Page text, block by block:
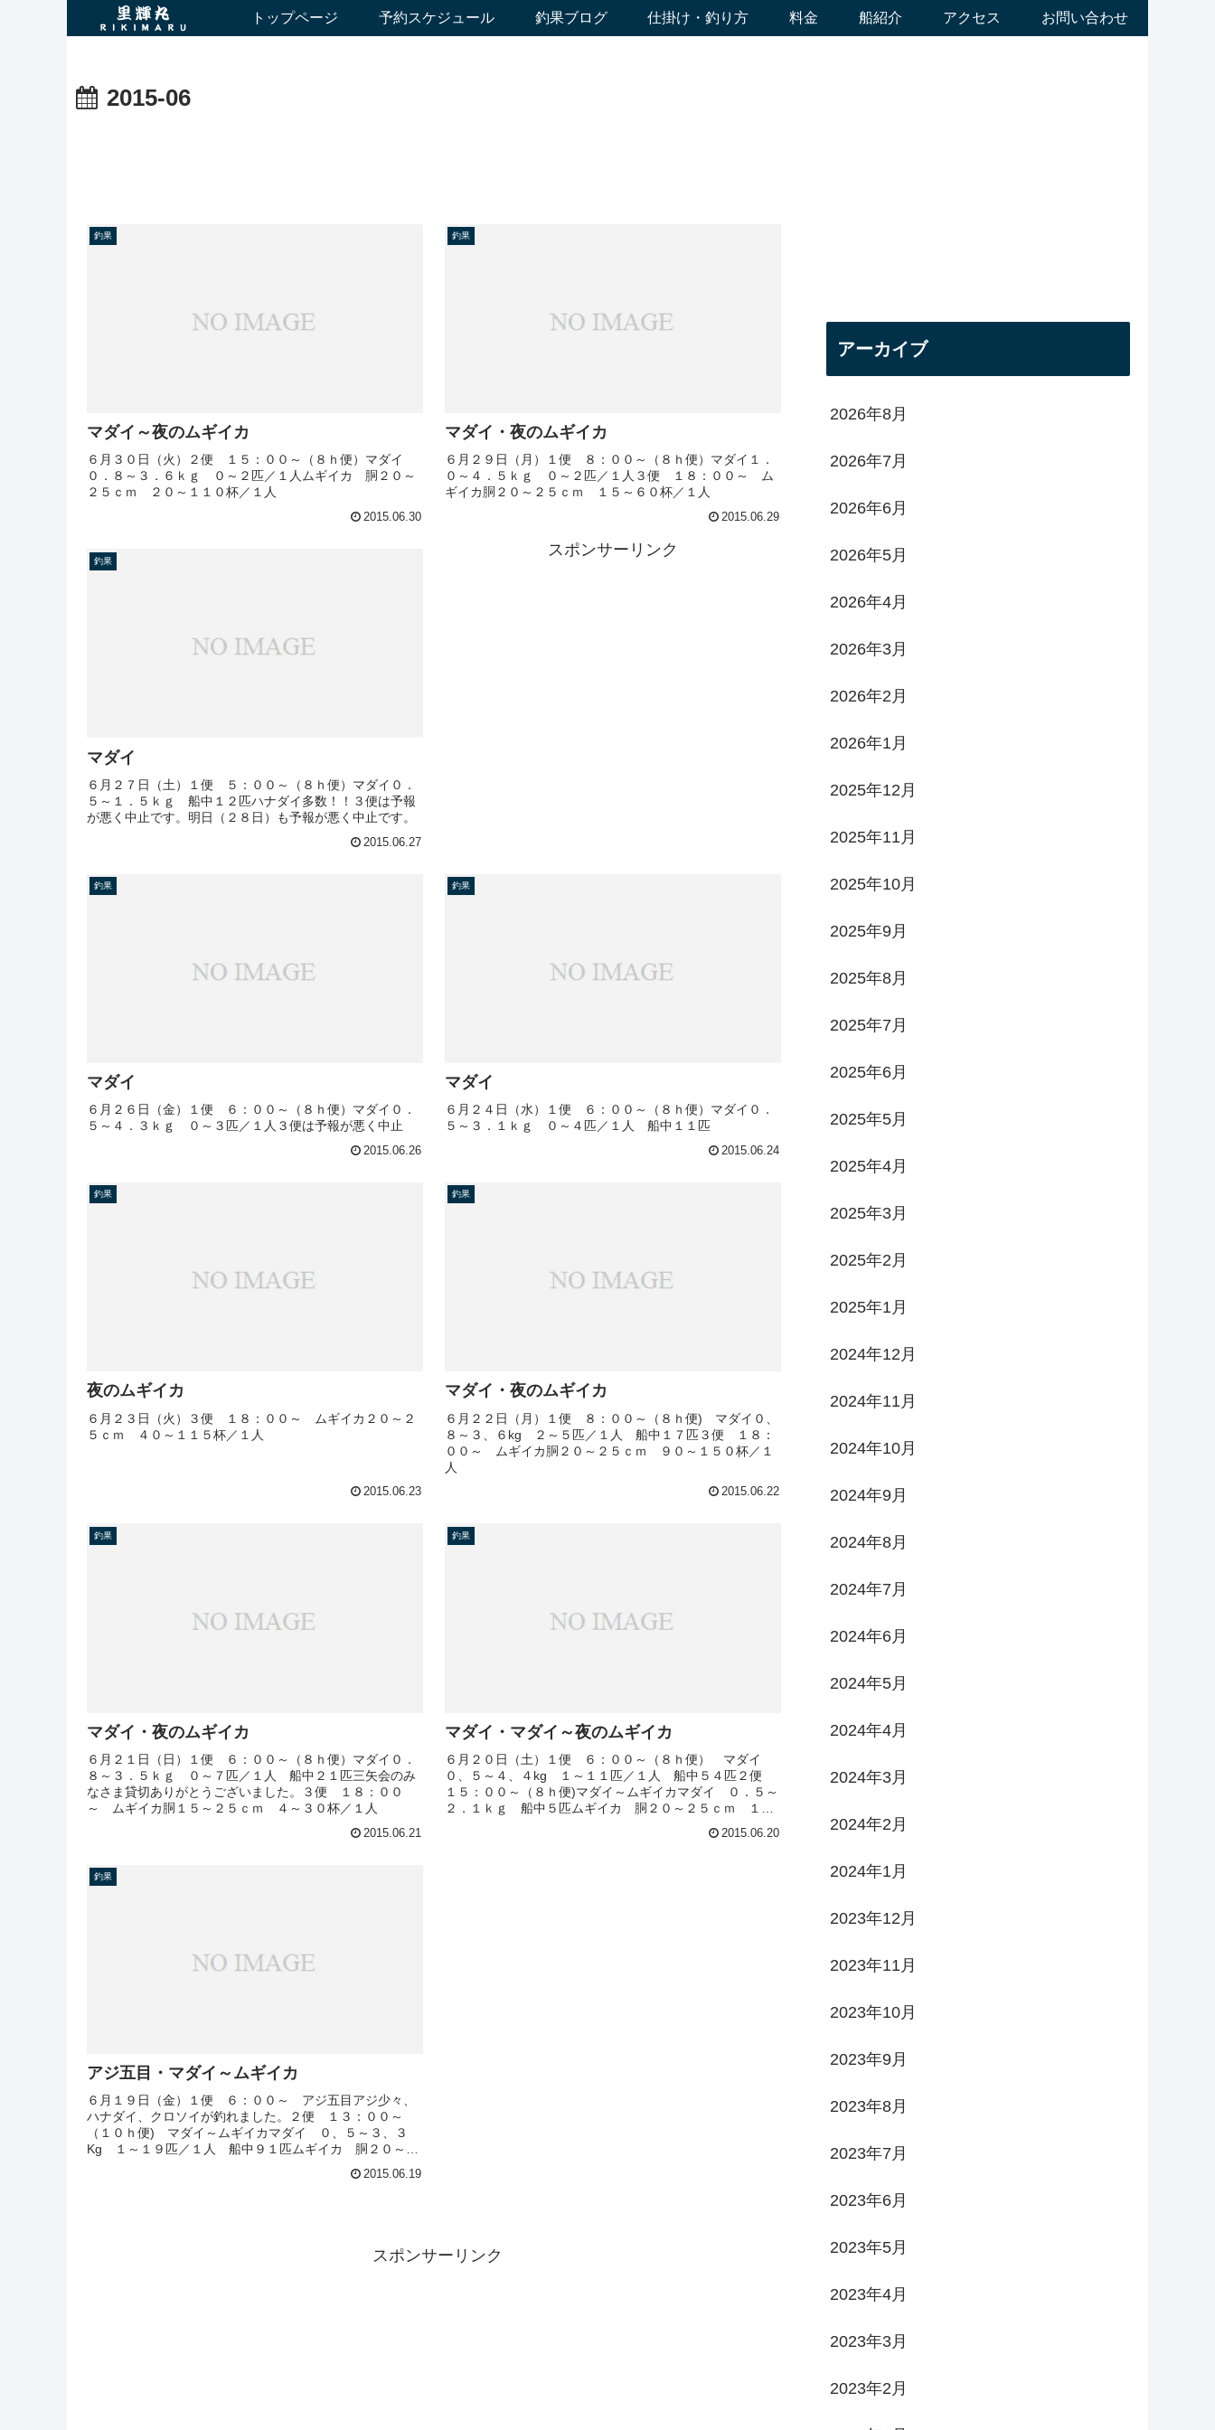
トップページ 予約スケジュール 釣果ブログ 仕掛け・釣り方 料金 船紹介 アクセス お問い合わせ
2015-06
釣果
マダイ～夜のムギイカ
６月３０日（火）２便 １５：００～（８ｈ便）マダイ
０．８～３．６ｋｇ ０～２匹／１人ムギイカ 胴２０～
２５ｃｍ ２０～１１０杯／１人
2015.06.30
釣果
マダイ・夜のムギイカ
６月２９日（月）１便 ８：００～（８ｈ便）マダイ１．
０～４．５ｋｇ ０～２匹／１人３便 １８：００～ ム
ギイカ胴２０～２５ｃｍ １５～６０杯／１人
2015.06.29
釣果
マダイ
６月２７日（土）１便 ５：００～（８ｈ便）マダイ０．
５～１．５ｋｇ 船中１２匹ハナダイ多数！！３便は予報
が悪く中止です。明日（２８日）も予報が悪く中止です。
2015.06.27
スポンサーリンク
釣果
マダイ
６月２６日（金）１便 ６：００～（８ｈ便）マダイ０．
５～４．３ｋｇ ０～３匹／１人３便は予報が悪く中止
2015.06.26
釣果
マダイ
６月２４日（水）１便 ６：００～（８ｈ便）マダイ０．
５～３．１ｋｇ ０～４匹／１人 船中１１匹
2015.06.24
釣果
夜のムギイカ
６月２３日（火）３便 １８：００～ ムギイカ２０～２
５ｃｍ ４０～１１５杯／１人
2015.06.23
釣果
マダイ・夜のムギイカ
６月２２日（月）１便 ８：００～（８ｈ便) マダイ０、
８～３、６kg ２～５匹／１人 船中１７匹３便 １８：
００～ ムギイカ胴２０～２５ｃｍ ９０～１５０杯／１
人
2015.06.22
釣果
マダイ・夜のムギイカ
６月２１日（日）１便 ６：００～（８ｈ便）マダイ０．
８～３．５ｋｇ ０～７匹／１人 船中２１匹三矢会のみ
なさま貸切ありがとうございました。３便 １８：００
～ ムギイカ胴１５～２５ｃｍ ４～３０杯／１人
2015.06.21
釣果
マダイ・マダイ～夜のムギイカ
６月２０日（土）１便 ６：００～（８ｈ便） マダイ
０、５～４、４kg １～１１匹／１人 船中５４匹２便
１５：００～（８ｈ便)マダイ～ムギイカマダイ ０．５～
２．１ｋｇ 船中５匹ムギイカ 胴２０～２５ｃｍ １５
2015.06.20
釣果
アジ五目・マダイ～ムギイカ
６月１９日（金）１便 ６：００～ アジ五目アジ少々、
ハナダイ、クロソイが釣れました。２便 １３：００～
（１０ｈ便) マダイ～ムギイカマダイ ０、５～３、３
Kg １～１９匹／１人 船中９１匹ムギイカ 胴２０～２
2015.06.19
スポンサーリンク
アーカイブ
2026年8月
2026年7月
2026年6月
2026年5月
2026年4月
2026年3月
2026年2月
2026年1月
2025年12月
2025年11月
2025年10月
2025年9月
2025年8月
2025年7月
2025年6月
2025年5月
2025年4月
2025年3月
2025年2月
2025年1月
2024年12月
2024年11月
2024年10月
2024年9月
2024年8月
2024年7月
2024年6月
2024年5月
2024年4月
2024年3月
2024年2月
2024年1月
2023年12月
2023年11月
2023年10月
2023年9月
2023年8月
2023年7月
2023年6月
2023年5月
2023年4月
2023年3月
2023年2月